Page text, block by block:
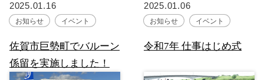
2025.01.16
お知らせ イベント
佐賀市巨勢町でバルーン
係留を実施しました！
2025.01.06
お知らせ イベント
令和7年 仕事はじめ式